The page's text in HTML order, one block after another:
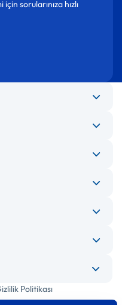
sorularınıza hızlı
Politikası